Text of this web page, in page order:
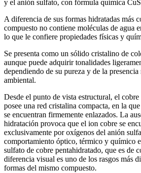
y el anión sulfato, con fórmula química
A diferencia de sus formas hidratadas más
compuesto no contiene moléculas de agua
lo que le confiere propiedades físicas y
Se presenta como un sólido cristalino de
aunque puede adquirir tonalidades
dependiendo de su pureza y de la
ambiental.
Desde el punto de vista estructural, el
posee una red cristalina compacta, en la
se encuentran firmemente enlazados. La
hidratación provoca que el ion cobre se
exclusivamente por oxígenos del anión
comportamiento óptico, térmico y químico
sulfato de cobre pentahidratado, que es de
diferencia visual es uno de los rasgos más
formas del mismo compuesto.